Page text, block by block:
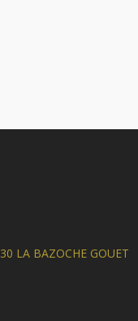
LA BAZOCHE GOUET